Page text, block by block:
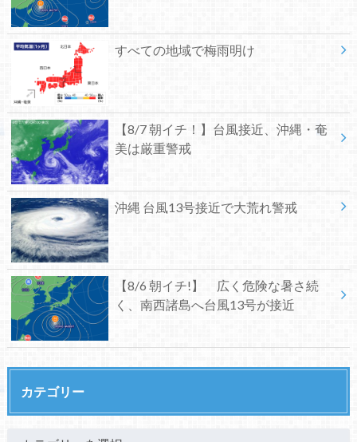
すべての地域で梅雨明け
【8/7 朝イチ！】台風接近、沖縄・奄
美は厳重警戒
沖縄 台風13号接近で大荒れ警戒
【8/6 朝イチ!】 広く危険な暑さ続
く、南西諸島へ台風13号が接近
カテゴリー